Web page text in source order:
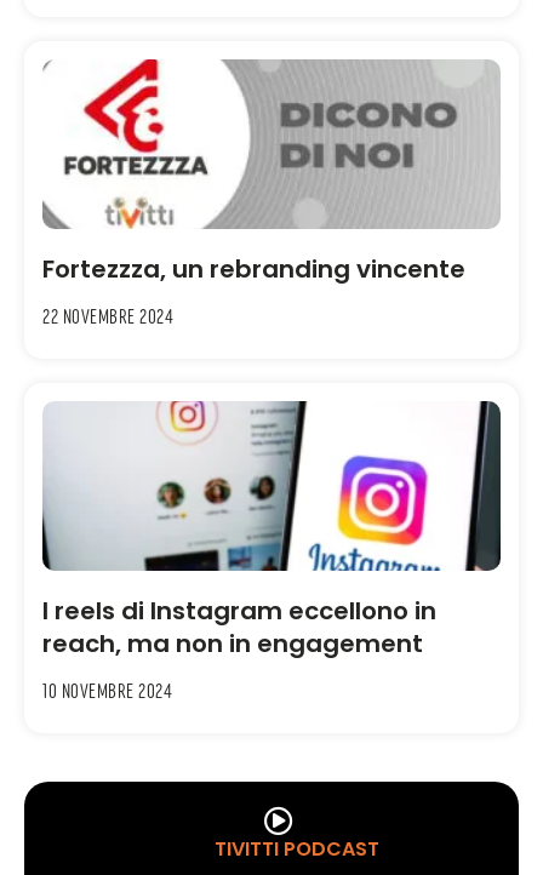
Fortezzza, un rebranding vincente
22 Novembre 2024
I reels di Instagram eccellono in
reach, ma non in engagement
10 Novembre 2024
TIVITTI PODCAST